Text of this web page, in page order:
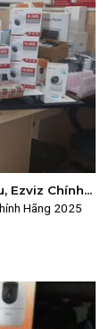
Ezviz Chính
Hãng 2025